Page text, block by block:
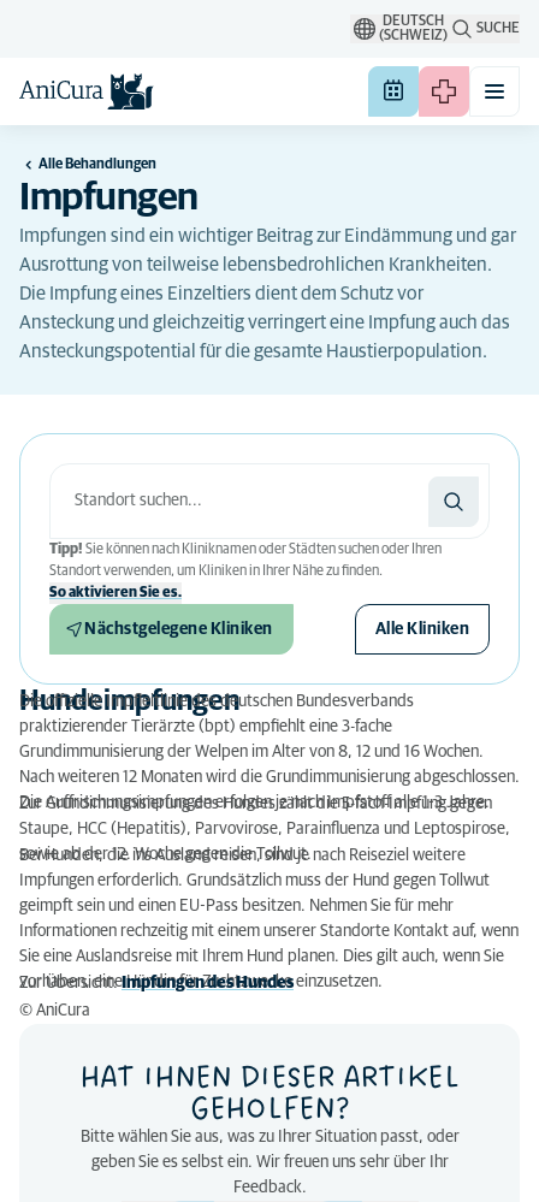
DEUTSCH
(SCHWEIZ)
SUCHE
Alle Behandlungen
Impfungen
Impfungen sind ein wichtiger Beitrag zur Eindämmung und gar
Ausrottung von teilweise lebensbedrohlichen Krankheiten.
Die Impfung eines Einzeltiers dient dem Schutz vor
Ansteckung und gleichzeitig verringert eine Impfung auch das
Ansteckungspotential für die gesamte Haustierpopulation.
Tipp! Sie können nach Kliniknamen oder Städten suchen oder Ihren
Standort verwenden, um Kliniken in Ihrer Nähe zu finden.
So aktivieren Sie es.
Nächstgelegene Kliniken Alle Kliniken
Hundeimpfungen
Die offizielle Impfleitlinie des deutschen Bundesverbands
praktizierender Tierärzte (bpt) empfiehlt eine 3-fache
Grundimmunisierung der Welpen im Alter von 8, 12 und 16 Wochen.
Nach weiteren 12 Monaten wird die Grundimmunisierung abgeschlossen.
Die Auffrischungsimpfungen erfolgen je nach Impfstoff alle 1-3 Jahre.
Zur Grundimmunisierung des Hundes zählt die 5-fach-Impfung gegen
Staupe, HCC (Hepatitis), Parvovirose, Parainfluenza und Leptospirose,
sowie ab der 12. Woche gegen die Tollwut.
Bei Hunden, die ins Ausland reisen, sind je nach Reiseziel weitere
Impfungen erforderlich. Grundsätzlich muss der Hund gegen Tollwut
geimpft sein und einen EU-Pass besitzen. Nehmen Sie für mehr
Informationen rechzeitig mit einem unserer Standorte Kontakt auf, wenn
Sie eine Auslandsreise mit Ihrem Hund planen. Dies gilt auch, wenn Sie
vorhaben, eine Hündin für Zuchtzwecke einzusetzen.
Zur Übersicht:Impfungen des Hundes
© AniCura
HAT IHNEN DIESER ARTIKEL
GEHOLFEN?
Bitte wählen Sie aus, was zu Ihrer Situation passt, oder
geben Sie es selbst ein. Wir freuen uns sehr über Ihr
Feedback.